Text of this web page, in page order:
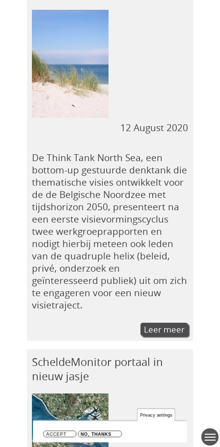
12 August 2020
De Think Tank North Sea, een
bottom-up gestuurde denktank die
thematische visies ontwikkelt voor
de de Belgische Noordzee met
tijdshorizon 2050, presenteert na
een eerste visievormingscyclus
twee werkgroeprapporten en
nodigt hierbij meteen ook leden
van de quadruple helix (beleid,
privé, onderzoek en
geïnteresseerd publiek) uit om zich
te engageren voor een nieuw
visietraject.
Leer meer
ScheldeMonitor portaal in
nieuw jasje
Privacy settings
ACCEPT NO, THANKS